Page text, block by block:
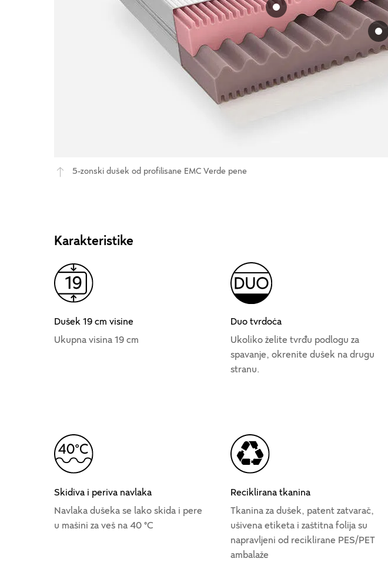
5-zonski dušek od profilisane EMC Verde pene
Karakteristike
Dušek 19 cm visine
Ukupna visina 19 cm
Duo tvrdoća
Ukoliko želite tvrđu podlogu za
spavanje, okrenite dušek na drugu
stranu.
Skidiva i periva navlaka
Navlaka dušeka se lako skida i pere
u mašini za veš na 40 °C
Reciklirana tkanina
Tkanina za dušek, patent zatvarač,
ušivena etiketa i zaštitna folija su
napravljeni od reciklirane PES/PET
ambalaže